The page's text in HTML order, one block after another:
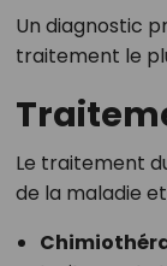
Un diagnostic
traitement le
Le traitement
de la maladie